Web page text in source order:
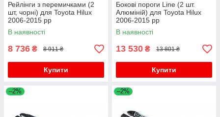
Рейлінги з перемичками (2
шт, чорні) для Toyota Hilux
2006-2015 рр
В наявності
8 736 ₴ 8 911 ₴
Купити
Бокові пороги Line (2 шт.
Алюміній) для Toyota Hilux
2006-2015 рр
В наявності
13 530 ₴ 13 801 ₴
Купити
–2% –2%